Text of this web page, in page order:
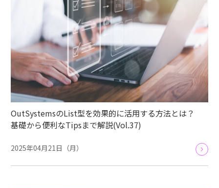
OutSystemsのList型を効果的に活用する方法とは？
基礎から便利なTipsまで解説(Vol.37)
2025年04月21日（月）